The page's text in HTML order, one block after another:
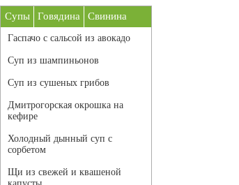
Супы Говядина Свинина
Гаспачо с сальсой из авокадо
Суп из шампиньонов
Суп из сушеных грибов
Дмитрогорская окрошка на
кефире
Холодный дынный суп с
сорбетом
Щи из свежей и квашеной